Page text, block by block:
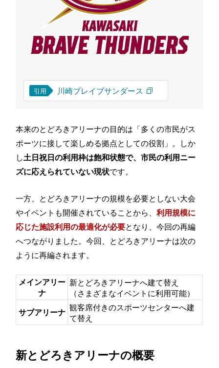
引用 川崎ブレイブサンダース
本来のとどろきアリーナの目的は「多くの市民がス
ポーツに接して楽しめる拠点としての役割」。しか
し土日祝日の利用枠は飽和状態で、市民の利用ニー
ズに応えられていない現状です。
一方、とどろきアリーナの規模を必要としない大会
やイベントも開催されていることから、利用規模に
応じた施設利用の最適化が必要となり、今回の再編
へつながりました。今回、とどろきアリーナは次の
ように再編されます。
メインアリー
ナ
新とどろきアリーナへ建て替え
（さまざまなイベントに利用可能）
サブアリーナ 観客席付きのスポーツセンターへ建
て替え
新とどろきアリーナの概要